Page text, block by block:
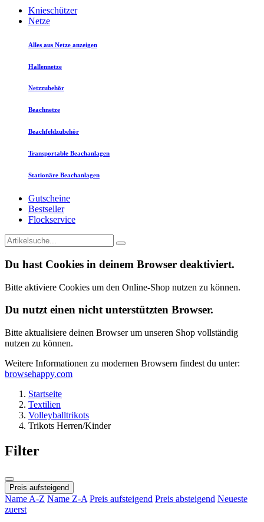
Knieschützer
Netze
Alles aus Netze anzeigen
Hallennetze
Netzzubehör
Beachnetze
Beachfeldzubehör
Transportable Beachanlagen
Stationäre Beachanlagen
Gutscheine
Bestseller
Flockservice
Du hast Cookies in deinem Browser deaktiviert.
Bitte aktiviere Cookies um den Online-Shop nutzen zu können.
Du nutzt einen nicht unterstützten Browser.
Bitte aktualisiere deinen Browser um unseren Shop vollständig
nutzen zu können.
Weitere Informationen zu modernen Browsern findest du unter:
browsehappy.com
Startseite
Textilien
Volleyballtrikots
Trikots Herren/Kinder
Filter
Preis aufsteigend
Name A-Z Name Z-A Preis aufsteigend Preis absteigend Neueste
zuerst